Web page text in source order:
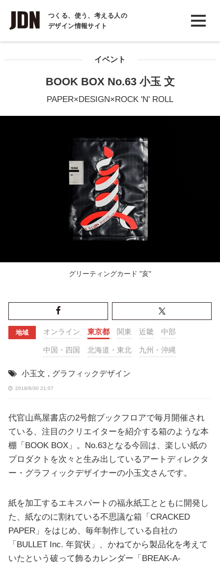
つくる、使う、考える人の
デザイン情報サイト
INTERVIEW
インタビュー
COLUMN
イベント
BOOK BOX No.63 小玉 文
PAPER×DESIGN×ROCK 'N' ROLL
グリーティングカード "亥"
地域 オンライン 東京都 関東 近畿 中部
中国・四国 北海道・東北 九州・沖縄
小玉文 , グラフィックデザイン
2019/8/30 21:07
代官山蔦屋書店の2号館ブックフロアで毎月開催され
ている、注目のクリエイターを紹介する箱のような本
棚「BOOK BOX」。No.63となる今回は、楽しい紙の
プロダクトを次々と生み出しているアートディレクタ
ー・グラフィックデザイナーの小玉文さんです。
紙を加工するエキスパートの福永紙工とともに開発し
た、紙なのに割れている不思議な箱「CRACKED
PAPER」をはじめ、毎年制作している自社の
「BULLET Inc. 年賀状」、かねてから製品化を考えて
いたという破って飾るカレンダー「BREAK-A-